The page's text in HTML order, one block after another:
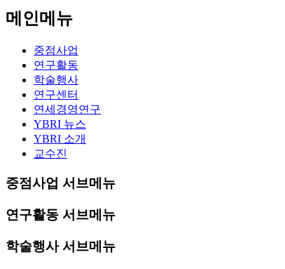
메인메뉴
중점사업
연구활동
학술행사
연구센터
연세경영연구
YBRI 뉴스
YBRI 소개
교수진
중점사업 서브메뉴
연구활동 서브메뉴
학술행사 서브메뉴